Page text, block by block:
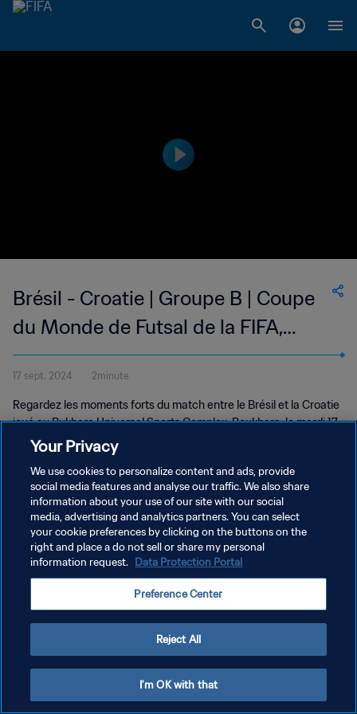
Brésil - Croatie | Groupe B | Coupe
du Monde de Futsal de la FIFA,
Ouzbékistan 2024™ | Résumé vidéo
17 sept. 2024 2minute
Regardez les moments forts du match entre le Brésil et la Croatie
joué au Bukhara Universal Sports Complex, Boukhara, le mardi 17
septembre 2024 à 20h00 (heure locale).
POLITIQUE DE CONFIDENTIALITÉ
CONDITIONS D'UTILISATION
GÉRER VOS PRÉFÉRENCES SUR LES COOKIES
Your Privacy
We use cookies to personalize content and ads, provide
social media features and analyse our traffic. We also share
information about your use of our site with our social
media, advertising and analytics partners. You can select
your cookie preferences by clicking on the buttons on the
right and place a do not sell or share my personal
information request. Data Protection Portal
Preference Center
Reject All
I'm OK with that